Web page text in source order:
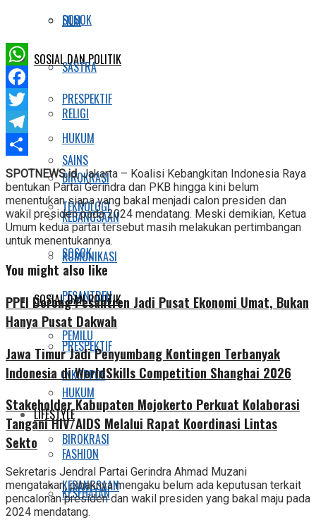
SOSOK
SOSIAL DAN POLITIK
PRESPEKTIF
HUKUM
BIROKRASI
KEBANGSAAN
KOMUNIKASI
PESANTREN
PEMILU
INKOPPOL
LIFESTYLE
FASHION
KESEHATAN
FILM
SASTRA
RELIGI
SAINS
TEKNOLOGI
SOSOK
SOSIAL DAN POLITIK
PRESPEKTIF
HUKUM
BIROKRASI
KEBANGSAAN
WhatsApp
Facebook
Twitter
Telegram
Share
SPOTNEWS.id, Jakarta – Koalisi Kebangkitan Indonesia Raya
bentukan Partai Gerindra dan PKB hingga kini belum
menentukan siapa yang bakal menjadi calon presiden dan
wakil presiden pada 2024 mendatang. Meski demikian, Ketua
Umum kedua partai tersebut masih melakukan pertimbangan
untuk menentukannya.
You might also like
PPEI Dorong Pesantren Jadi Pusat Ekonomi Umat, Bukan
Hanya Pusat Dakwah
Jawa Timur Jadi Penyumbang Kontingen Terbanyak
Indonesia di WorldSkills Competition Shanghai 2026
Stakeholder Kabupaten Mojokerto Perkuat Kolaborasi
Tangani HIV/AIDS Melalui Rapat Koordinasi Lintas
Sekto
Sekretaris Jendral Partai Gerindra Ahmad Muzani
mengatakan, pihaknya mengaku belum ada keputusan terkait
pencalonan presiden dan wakil presiden yang bakal maju pada
2024 mendatang.